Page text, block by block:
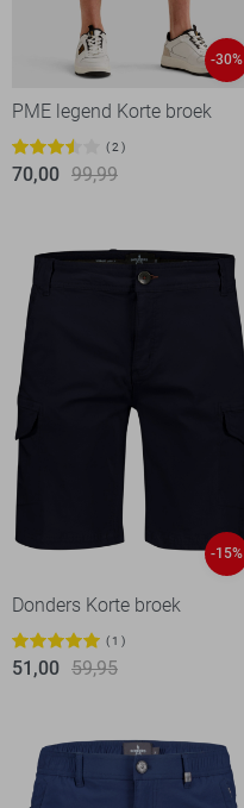
-30%
PME legend Korte broek
2
70,00 99,99
-15%
Donders Korte broek
1
51,00 59,95